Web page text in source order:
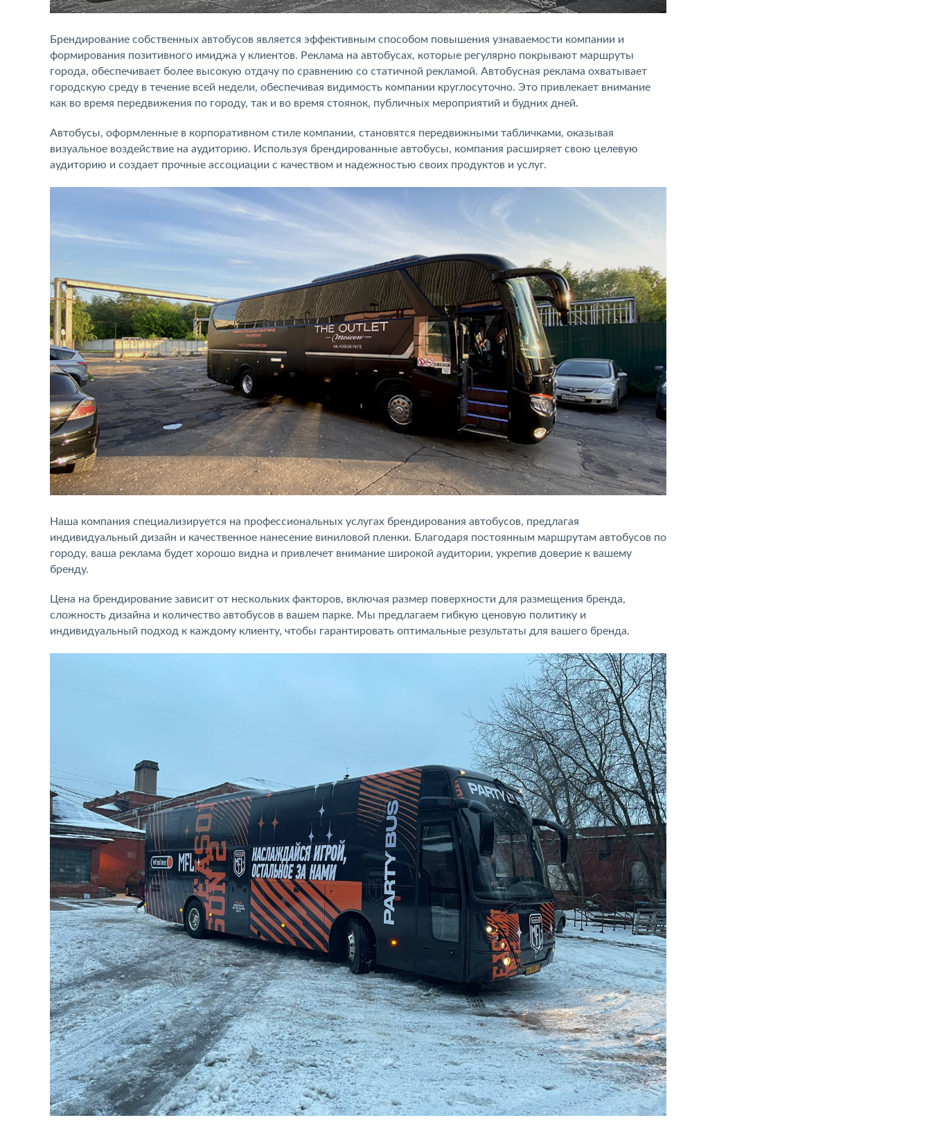
Брендирование собственных автобусов является эффективным способом повышения узнаваемости компании и
формирования позитивного имиджа у клиентов. Реклама на автобусах, которые регулярно покрывают маршруты
города, обеспечивает более высокую отдачу по сравнению со статичной рекламой. Автобусная реклама охватывает
городскую среду в течение всей недели, обеспечивая видимость компании круглосуточно. Это привлекает внимание
как во время передвижения по городу, так и во время стоянок, публичных мероприятий и будних дней.
Автобусы, оформленные в корпоративном стиле компании, становятся передвижными табличками, оказывая
визуальное воздействие на аудиторию. Используя брендированные автобусы, компания расширяет свою целевую
аудиторию и создает прочные ассоциации с качеством и надежностью своих продуктов и услуг.
Наша компания специализируется на профессиональных услугах брендирования автобусов, предлагая
индивидуальный дизайн и качественное нанесение виниловой пленки. Благодаря постоянным маршрутам автобусов по
городу, ваша реклама будет хорошо видна и привлечет внимание широкой аудитории, укрепив доверие к вашему
бренду.
Цена на брендирование зависит от нескольких факторов, включая размер поверхности для размещения бренда,
сложность дизайна и количество автобусов в вашем парке. Мы предлагаем гибкую ценовую политику и
индивидуальный подход к каждому клиенту, чтобы гарантировать оптимальные результаты для вашего бренда.